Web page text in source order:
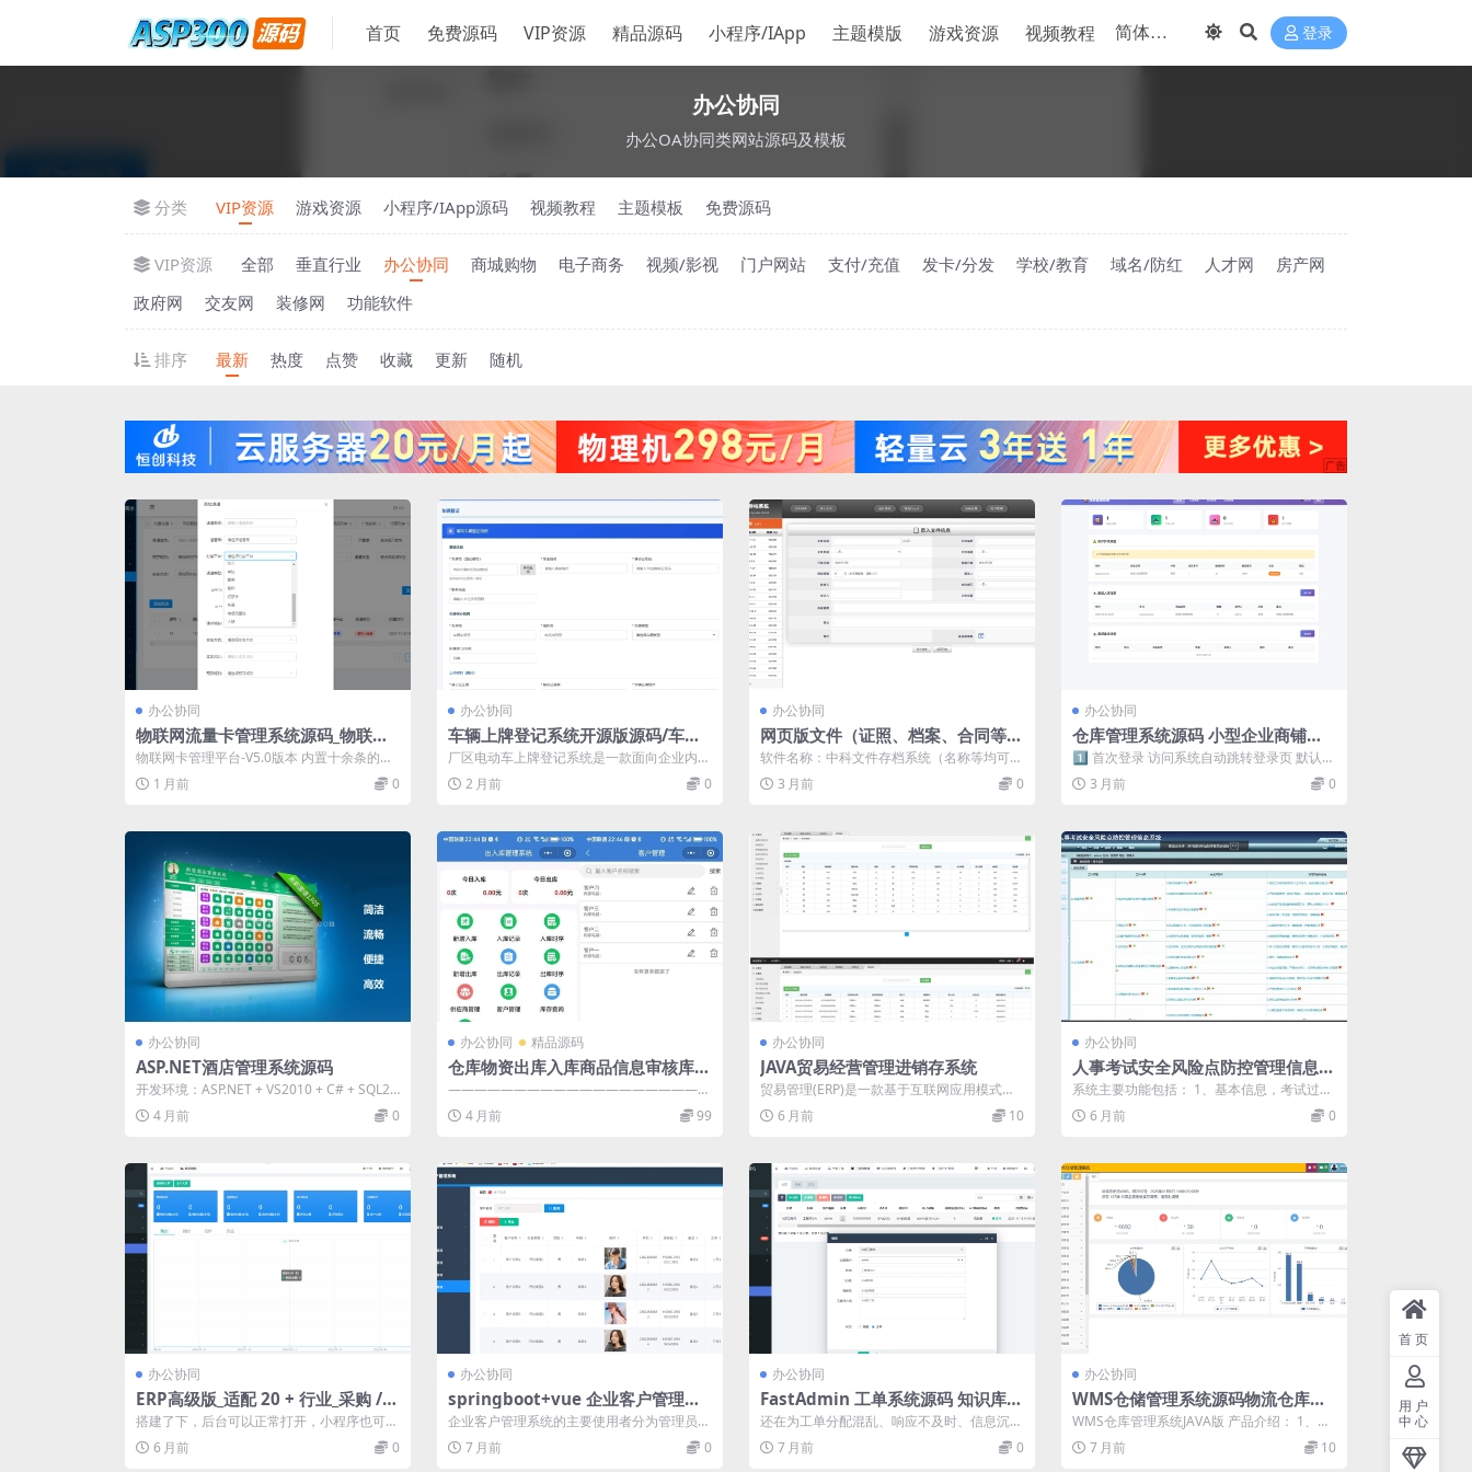
首页 免费源码 VIP资源 精品源码 小程序/IApp 主题模版 游戏资源 视频教程 登录
办公协同
办公OA协同类网站源码及模板
分类 VIP资源 游戏资源 小程序/IApp源码 视频教程 主题模板 免费源码
VIP资源 全部 垂直行业 办公协同 商城购物 电子商务 视频/影视 门户网站 支付/充值 发卡/分发 学校/教育 域名/防红 人才网
房产网
政府网
交友网 装修网 功能软件
排序 最新 热度 点赞 收藏 更新 随机
办公协同
物联网流量卡管理系统源码_物联网
数据管理系统结构
物联网卡管理平台-V5.0版本 内置十余条的第
三方管理平台，如申达、硕朗、天移、...
1 月前 0
办公协同
车辆上牌登记系统开源版源码/车辆
登记管理系统源码
厂区电动车上牌登记系统是一款面向企业内部
使用的电动车、电动摩托车、三轮车、四轮
车...2 月前 0
办公协同
网页版文件（证照、档案、合同等）
管理系统
软件名称：中科文件存档系统（名称等均可自
定义，详见下方的介绍） 软件类型：经典A...
3 月前 0
办公协同
仓库管理系统源码 小型企业商铺库
存管理支持扫码枪
1️⃣ 首次登录 访问系统自动跳转登录页 默认账
号：admin，默认密码：adm...
3 月前 0
办公协同
ASP.NET酒店管理系统源码
开发环境：ASP.NET + VS2010 + C# + SQL20
08R2 功...
4 月前 0
办公协同 精品源码
仓库物资出库入库商品信息审核库存
查询统计图表条码扫描管理系统
——————————————————————
仓库物资出库入库商品信息审核库存查...
4 月前 99
办公协同
JAVA贸易经营管理进销存系统
贸易管理(ERP)是一款基于互联网应用模式并
适用于商贸行业的经营管理软件，它集进...
6 月前 10
办公协同
人事考试安全风险点防控管理信息系
统 考试系统源码
系统主要功能包括： 1、基本信息，考试过程
中流程发布。包括工作流程、工作内容、安...
6 月前 0
办公协同
ERP高级版_适配 20 + 行业_采购 /
销售 / 库存 / 资金 / 生产一体化管理
系统
搭建了下，后台可以正常打开，小程序也可正
常生成。可正常微信登录，php需要安装S...
6 月前 0
办公协同
springboot+vue 企业客户管理系
统 Java客户
企业客户管理系统的主要使用者分为管理员和
员工，实现功能包括管理员：首页、个人中
心...7 月前 0
办公协同
FastAdmin 工单系统源码 知识库 +
评价 + 短信邮件通知
还在为工单分配混乱、响应不及时、信息沉淀
难而困扰？这款基于ThinkPHP+Fa...
7 月前 0
办公协同
WMS仓储管理系统源码物流仓库管
理系统JAVA源码
WMS仓库管理系统JAVA版 产品介绍： 1、适
用范围：第三方物流仓储企业，冷链...
7 月前 10
首页
用户
中心